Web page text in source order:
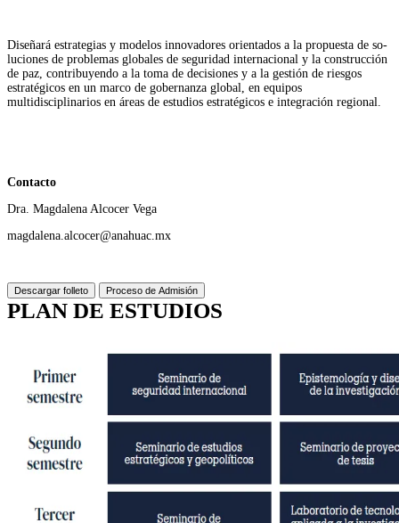
Diseñará estrategias y modelos innovadores orientados a la propuesta de so­
luciones de problemas globales de seguridad internacional y la construcción
de paz, contribuyendo a la toma de decisiones y a la gestión de riesgos
estra­tégicos en un marco de gobernanza global, en equipos
multidisciplinarios en áreas de estudios estratégicos e integración regional.
Contacto
Dra. Magdalena Alcocer Vega
magdalena.alcocer@anahuac.mx
Descargar folleto Proceso de Admisión
PLAN DE ESTUDIOS